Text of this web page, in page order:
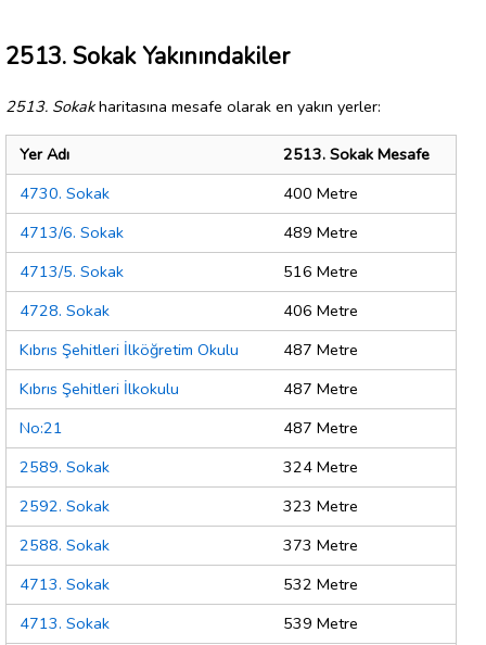
2513. Sokak Yakınındakiler
2513. Sokakharitasına mesafe olarak en yakın yerler:
Yer Adı
2513. Sokak Mesafe
4730. Sokak
400 Metre
4713/6. Sokak
489 Metre
4713/5. Sokak
516 Metre
4728. Sokak
406 Metre
Kıbrıs Şehitleri İlköğretim Okulu
487 Metre
Kıbrıs Şehitleri İlkokulu
487 Metre
No:21
487 Metre
2589. Sokak
324 Metre
2592. Sokak
323 Metre
2588. Sokak
373 Metre
4713. Sokak
532 Metre
4713. Sokak
539 Metre